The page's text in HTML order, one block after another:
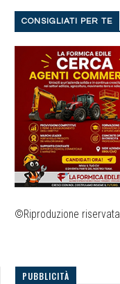
CONSIGLIATI PER TE
©Riproduzione riservata
PUBBLICITÀ